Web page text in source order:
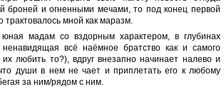
броней и огненными мечами, то под конец первой
трактовалось мной как маразм.
мадам со вздорным характером, в глубинах
всё наёмное братство как и самого
любить то?), вдруг внезапно начинает налево и
души в нем не чает и приплетать его к любому
за ним/рядом с ним.